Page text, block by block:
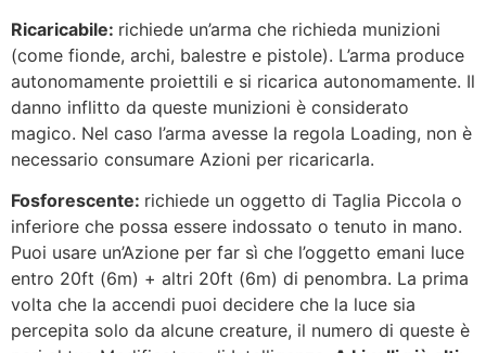
Ricaricabile: richiede un’arma che richieda munizioni
(come fionde, archi, balestre e pistole). L’arma produce
autonomamente proiettili e si ricarica autonomamente. Il
danno inflitto da queste munizioni è considerato
magico. Nel caso l’arma avesse la regola Loading, non è
necessario consumare Azioni per ricaricarla.
Fosforescente: richiede un oggetto di Taglia Piccola o
inferiore che possa essere indossato o tenuto in mano.
Puoi usare un’Azione per far sì che l’oggetto emani luce
entro 20ft (6m) + altri 20ft (6m) di penombra. La prima
volta che la accendi puoi decidere che la luce sia
percepita solo da alcune creature, il numero di queste è